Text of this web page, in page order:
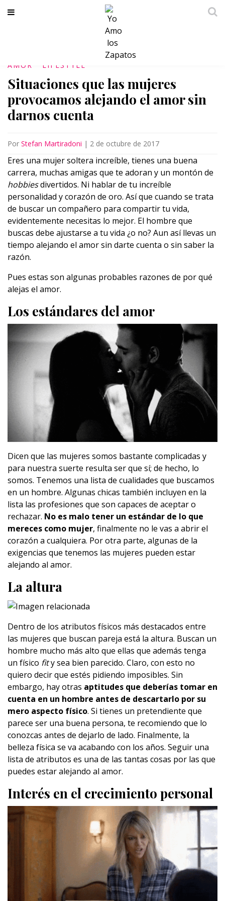
AMOR LIFESTYLE
Situaciones que las mujeres
provocamos alejando el amor sin
darnos cuenta
Por Stefan Martiradoni | 2 de octubre de 2017
Eres una mujer soltera increíble, tienes una buena
carrera, muchas amigas que te adoran y un montón de
hobbiesdivertidos. Ni hablar de tu increíble
personalidad y corazón de oro. Así que cuando se trata
de buscar un compañero para compartir tu vida,
evidentemente necesitas lo mejor. El hombre que
buscas debe ajustarse a tu vida ¿o no? Aun así llevas un
tiempo alejando el amor sin darte cuenta o sin saber la
razón.
Pues estas son algunas probables razones de por qué
alejas el amor.
Los estándares del amor
Dicen que las mujeres somos bastante complicadas y
para nuestra suerte resulta ser que sí; de hecho, lo
somos. Tenemos una lista de cualidades que buscamos
en un hombre. Algunas chicas también incluyen en la
lista las profesiones que son capaces de aceptar o
rechazar. No es malo tener un estándar de lo que
mereces como mujer, finalmente no le vas a abrir el
corazón a cualquiera. Por otra parte, algunas de la
exigencias que tenemos las mujeres pueden estar
alejando al amor.
La altura
Dentro de los atributos físicos más destacados entre
las mujeres que buscan pareja está la altura. Buscan un
hombre mucho más alto que ellas que además tenga
un físico fity sea bien parecido. Claro, con esto no
quiero decir que estés pidiendo imposibles. Sin
embargo, hay otras aptitudes que deberías tomar en
cuenta en un hombre antes de descartarlo por su
mero aspecto físico. Si tienes un pretendiente que
parece ser una buena persona, te recomiendo que lo
conozcas antes de dejarlo de lado. Finalmente, la
belleza física se va acabando con los años. Seguir una
lista de atributos es una de las tantas cosas por las que
puedes estar alejando al amor.
Interés en el crecimiento personal